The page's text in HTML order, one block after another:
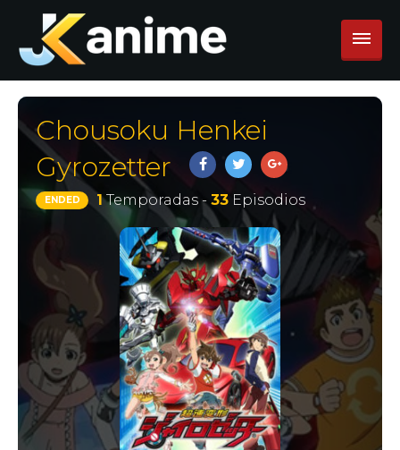
Chousoku Henkei
Gyrozetter
ENDED 1Temporadas - 33Episodios